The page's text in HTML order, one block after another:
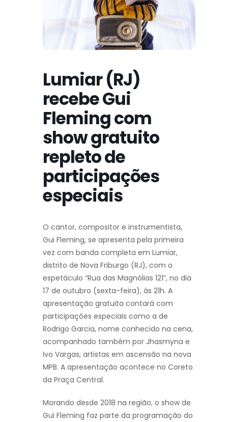
Lumiar (RJ)
recebe Gui
Fleming com
show gratuito
repleto de
participações
especiais
O cantor, compositor e instrumentista,
Gui Fleming, se apresenta pela primeira
vez com banda completa em Lumiar,
distrito de Nova Friburgo (RJ), com o
espetáculo “Rua das Magnólias 121”, no dia
17 de outubro (sexta-feira), às 21h. A
apresentação gratuita contará com
participações especiais como a de
Rodrigo Garcia, nome conhecido na cena,
acompanhado também por Jhasmyna e
Ivo Vargas, artistas em ascensão na nova
MPB. A apresentação acontece no Coreto
da Praça Central.
Morando desde 2018 na região, o show de
Gui Fleming faz parte da programação do